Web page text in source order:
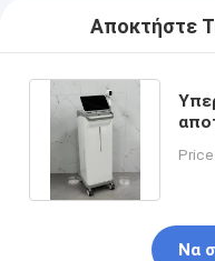
Αποκτήστε
Να